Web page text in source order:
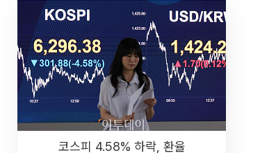
코스피 4.58% 하락, 환율